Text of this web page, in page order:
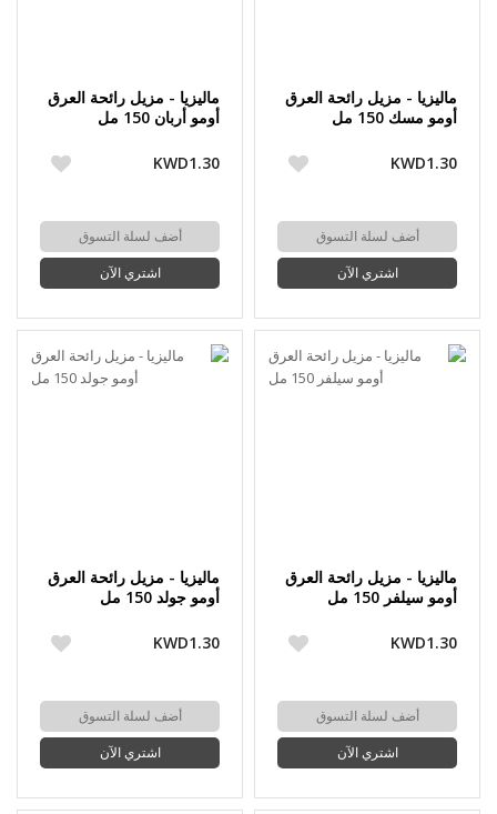
ماليزيا - مزيل رائحة العرق
أومو مسك 150 مل
KWD1.30
أضف لسلة التسوق
اشتري الآن
ماليزيا - مزيل رائحة العرق
أومو أربان 150 مل
KWD1.30
أضف لسلة التسوق
اشتري الآن
ماليزيا - مزيل رائحة العرق
أومو سيلفر 150 مل
KWD1.30
أضف لسلة التسوق
اشتري الآن
ماليزيا - مزيل رائحة العرق
أومو جولد 150 مل
KWD1.30
أضف لسلة التسوق
اشتري الآن